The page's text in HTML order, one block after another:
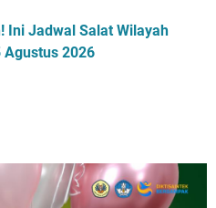
Ini Jadwal Salat Wilayah
Agustus 2026